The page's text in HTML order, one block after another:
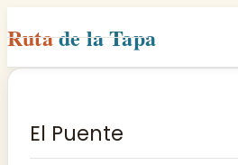
Rutade la Tapa
Inicio
Rutas
El Puente